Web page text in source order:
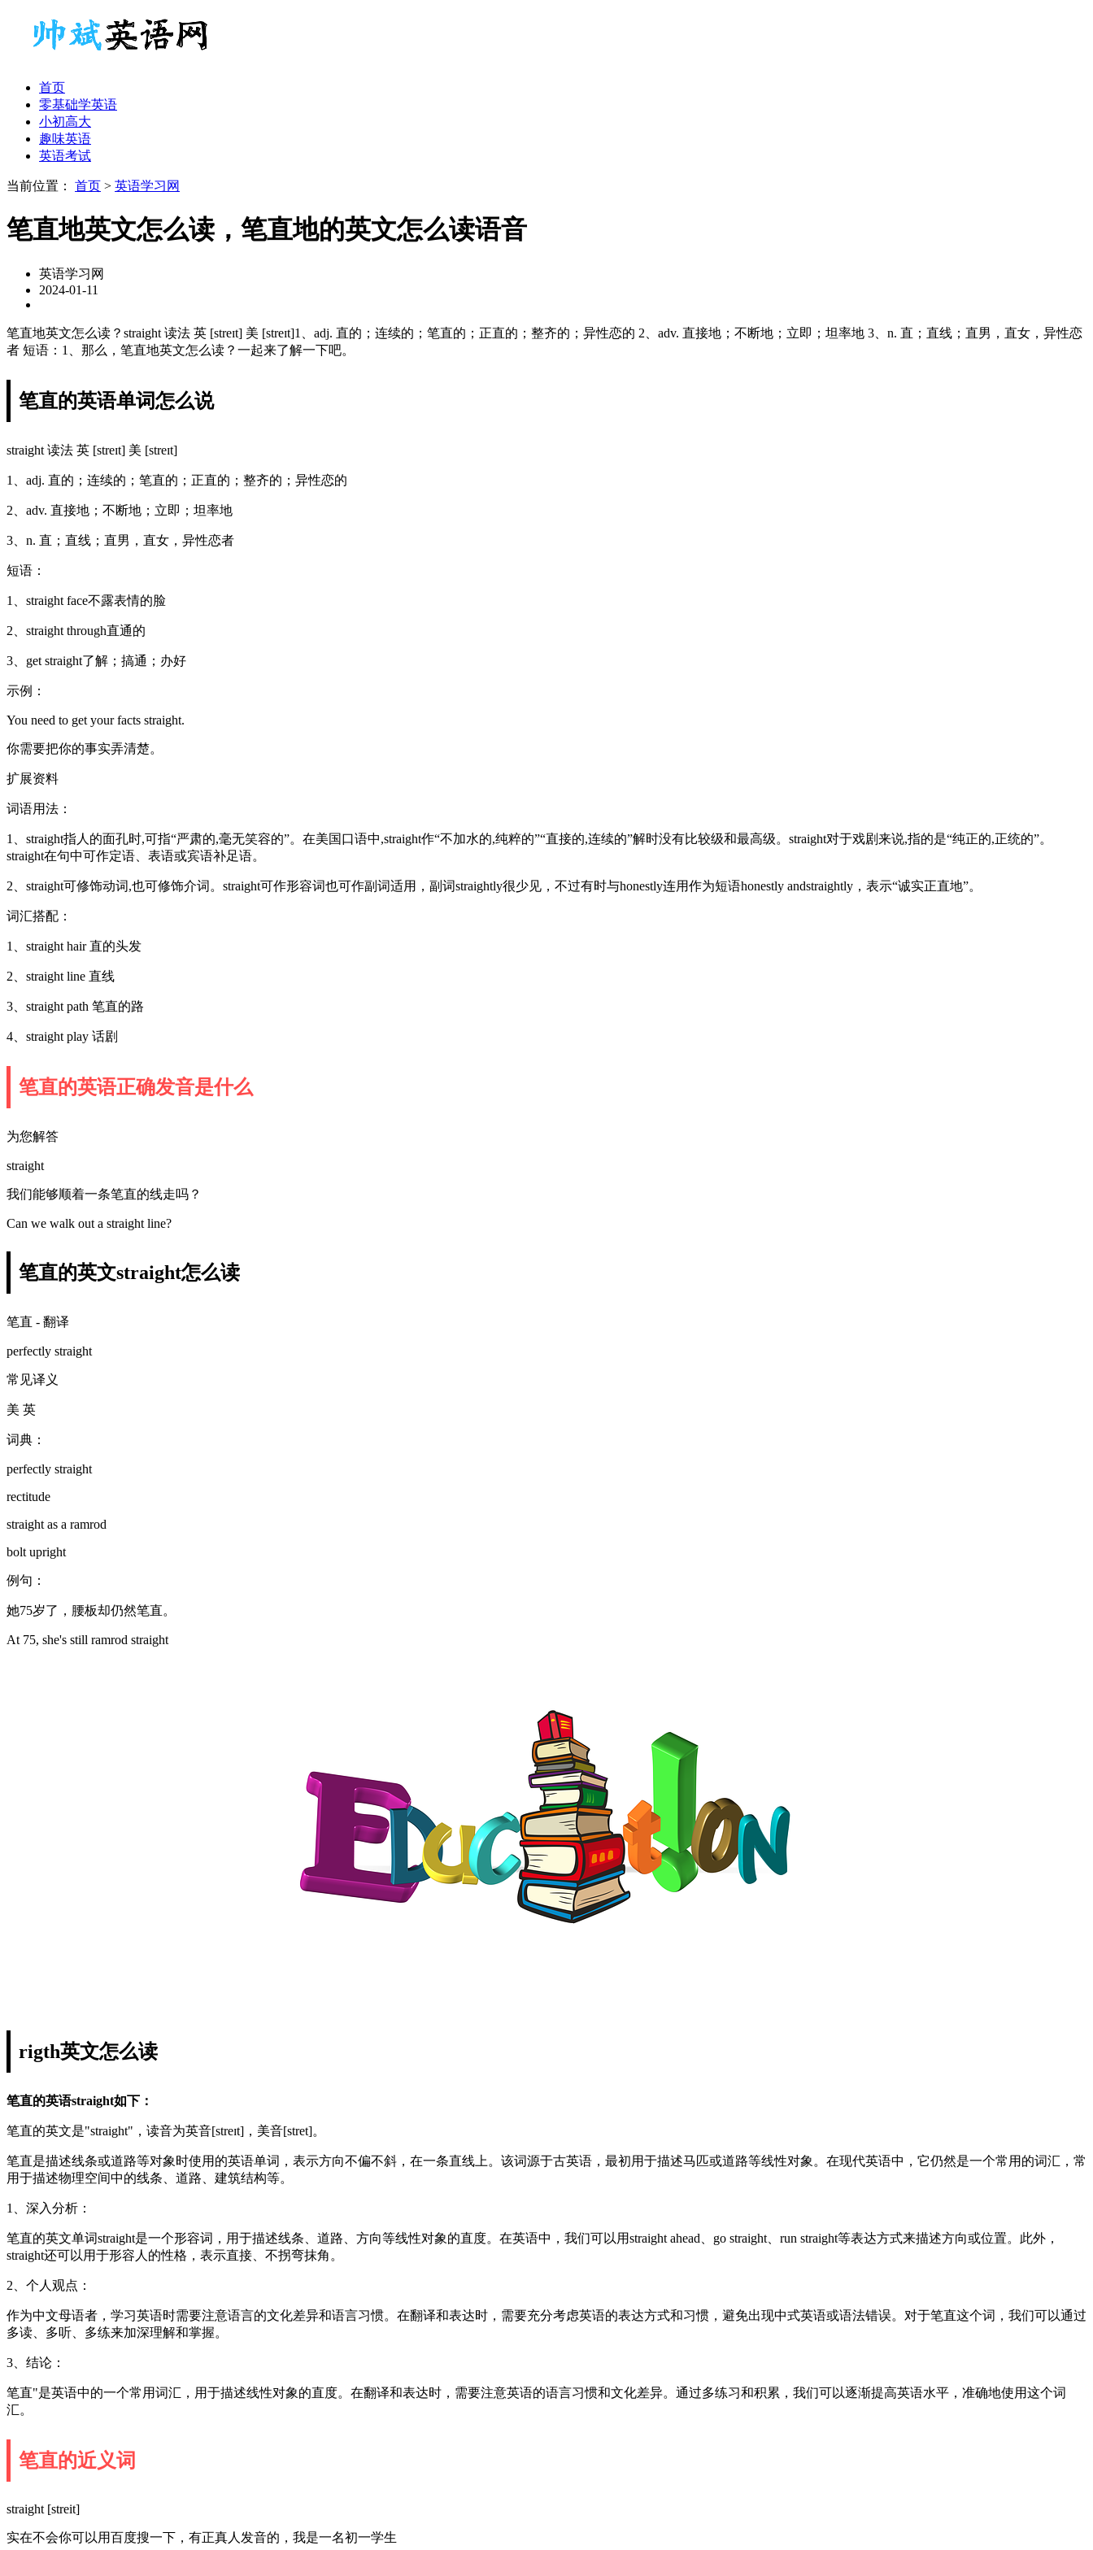
首页
零基础学英语
小初高大
趣味英语
英语考试
当前位置： 首页 > 英语学习网
笔直地英文怎么读，笔直地的英文怎么读语音
英语学习网
2024-01-11
笔直地英文怎么读？straight 读法 英 [streɪt] 美 [streɪt]1、adj. 直的；连续的；笔直的；正直的；整齐的；异性恋的 2、adv. 直接地；不断地；立即；坦率地 3、n. 直；直线；直男，直女，异性恋
者 短语：1、那么，笔直地英文怎么读？一起来了解一下吧。
笔直的英语单词怎么说
straight 读法 英 [streɪt] 美 [streɪt]
1、adj. 直的；连续的；笔直的；正直的；整齐的；异性恋的
2、adv. 直接地；不断地；立即；坦率地
3、n. 直；直线；直男，直女，异性恋者
短语：
1、straight face不露表情的脸
2、straight through直通的
3、get straight了解；搞通；办好
示例：
You need to get your facts straight.
你需要把你的事实弄清楚。
扩展资料
词语用法：
1、straight指人的面孔时,可指“严肃的,毫无笑容的”。在美国口语中,straight作“不加水的,纯粹的”“直接的,连续的”解时没有比较级和最高级。straight对于戏剧来说,指的是“纯正的,正统的”。
straight在句中可作定语、表语或宾语补足语。
2、straight可修饰动词,也可修饰介词。straight可作形容词也可作副词适用，副词straightly很少见，不过有时与honestly连用作为短语honestly andstraightly，表示“诚实正直地”。
词汇搭配：
1、straight hair 直的头发
2、straight line 直线
3、straight path 笔直的路
4、straight play 话剧
笔直的英语正确发音是什么
为您解答
straight
我们能够顺着一条笔直的线走吗？
Can we walk out a straight line?
笔直的英文straight怎么读
笔直 - 翻译
perfectly straight
常见译义
美 英
词典：
perfectly straight
rectitude
straight as a ramrod
bolt upright
例句：
她75岁了，腰板却仍然笔直。
At 75, she's still ramrod straight
rigth英文怎么读
笔直的英语straight如下：
笔直的英文是"straight"，读音为英音[streɪt]，美音[stret]。
笔直是描述线条或道路等对象时使用的英语单词，表示方向不偏不斜，在一条直线上。该词源于古英语，最初用于描述马匹或道路等线性对象。在现代英语中，它仍然是一个常用的词汇，常
用于描述物理空间中的线条、道路、建筑结构等。
1、深入分析：
笔直的英文单词straight是一个形容词，用于描述线条、道路、方向等线性对象的直度。在英语中，我们可以用straight ahead、go straight、run straight等表达方式来描述方向或位置。此外，
straight还可以用于形容人的性格，表示直接、不拐弯抹角。
2、个人观点：
作为中文母语者，学习英语时需要注意语言的文化差异和语言习惯。在翻译和表达时，需要充分考虑英语的表达方式和习惯，避免出现中式英语或语法错误。对于笔直这个词，我们可以通过
多读、多听、多练来加深理解和掌握。
3、结论：
笔直"是英语中的一个常用词汇，用于描述线性对象的直度。在翻译和表达时，需要注意英语的语言习惯和文化差异。通过多练习和积累，我们可以逐渐提高英语水平，准确地使用这个词
汇。
笔直的近义词
straight [streit]
实在不会你可以用百度搜一下，有正真人发音的，我是一名初一学生